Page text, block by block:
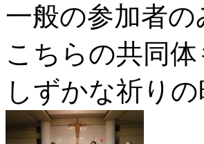
一般の参加者
こちらの共同
しずかな祈り